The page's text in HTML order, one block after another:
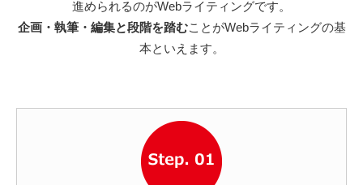
進められるのがWebライティングです。
企画・執筆・編集と段階を踏むことがWebライティングの基
本といえます。